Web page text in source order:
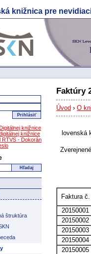
knižnica pre
Faktúry
Úvod › O
lovenská
Faktura č.
20150001
20150002
20150003
20150004
20150005
knižnice
knižnice
RTVS - Dokorán
štruktúra